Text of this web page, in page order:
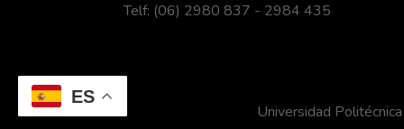
ES
Telf: (06) 2980 837 - 2984 435
Universidad